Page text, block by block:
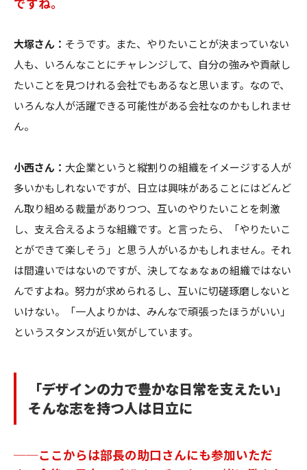
大塚さん： そうです。また、やりたいことが決まっていない
人も、いろんなことにチャレンジして、自分の強みや貢献し
たいことを見つけれる会社でもあるなと思います。なので、
いろんな人が活躍できる可能性がある会社なのかもしれませ
ん。
小西さん： 大企業というと縦割りの組織をイメージする人が
多いかもしれないですが、日立は興味があることにはどんど
ん取り組める裁量がありつつ、互いのやりたいことを刺激
し、支え合えるような組織です。と言ったら、「やりたいこ
とができて楽しそう」と思う人がいるかもしれません。それ
は間違いではないのですが、決してなぁなぁの組織ではない
んですよね。努力が求められるし、互いに切磋琢磨しないと
いけない。「一人よりかは、みんなで頑張ったほうがいい」
というスタンスが近い気がしています。
「デザインの力で豊かな日常を支えたい」
そんな志を持つ人は日立に
──ここからは部長の助口さんにも参加いただ